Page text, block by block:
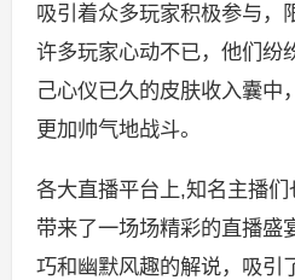
吸引着众多玩家积极参与，
许多玩家心动不已，他们纷
己心仪已久的皮肤收入囊中
更加帅气地战斗。
各大直播平台上,知名主播
带来了一场场精彩的直播盛
巧和幽默风趣的解说，吸引